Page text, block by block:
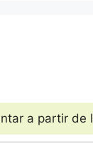
a partir de